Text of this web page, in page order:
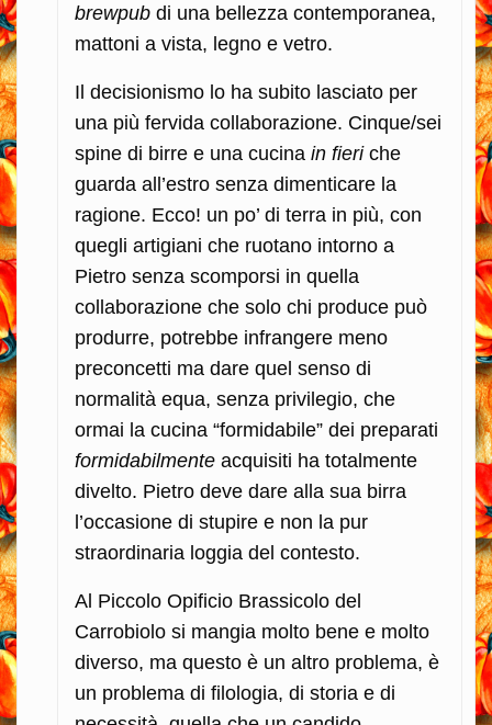
brewpub di una bellezza contemporanea,
mattoni a vista, legno e vetro.
Il decisionismo lo ha subito lasciato per
una più fervida collaborazione. Cinque/sei
spine di birre e una cucina in fieriche
guarda all’estro senza dimenticare la
ragione. Ecco! un po’ di terra in più, con
quegli artigiani che ruotano intorno a
Pietro senza scomporsi in quella
collaborazione che solo chi produce può
produrre, potrebbe infrangere meno
preconcetti ma dare quel senso di
normalità equa, senza privilegio, che
ormai la cucina “formidabile” dei preparati
formidabilmente acquisiti ha totalmente
divelto. Pietro deve dare alla sua birra
l’occasione di stupire e non la pur
straordinaria loggia del contesto.
Al Piccolo Opificio Brassicolo del
Carrobiolo si mangia molto bene e molto
diverso, ma questo è un altro problema, è
un problema di filologia, di storia e di